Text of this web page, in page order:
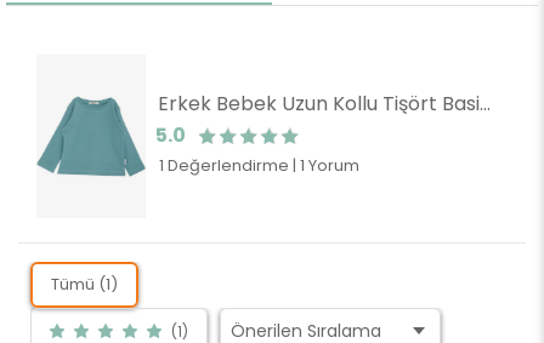
Erkek Bebek Uzun Kollu Tişört Basic Mint Yeşili (1 Yaş)
5.0
1 Değerlendirme | 1 Yorum
Tümü (1)
(1)